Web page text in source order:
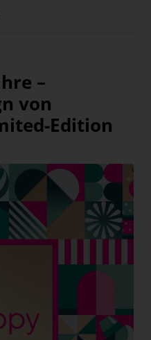
–
von
Edition